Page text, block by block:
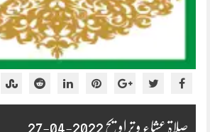
صلاۃ عشاء و تراویح 2022-04-27